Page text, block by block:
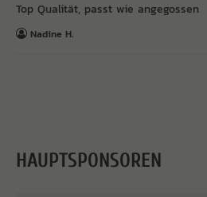
Top Qualität, passt wie angegossen
Nadine H.
HAUPTSPONSOREN